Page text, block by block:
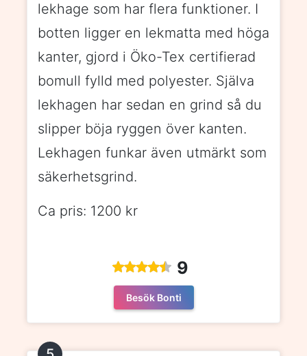
lekhage som har flera funktioner. I
botten ligger en lekmatta med höga
kanter, gjord i Öko-Tex certifierad
bomull fylld med polyester. Själva
lekhagen har sedan en grind så du
slipper böja ryggen över kanten.
Lekhagen funkar även utmärkt som
säkerhetsgrind.
Ca pris: 1200 kr
9
Besök Bonti